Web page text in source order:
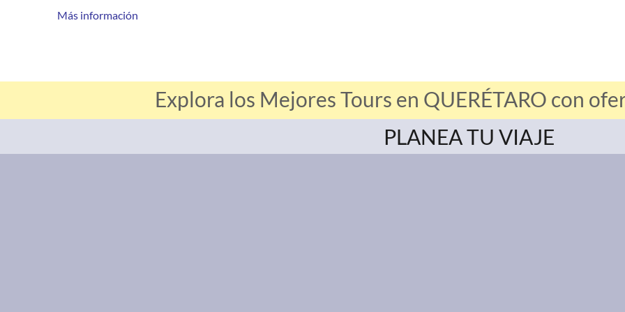
Más información
Explora los Mejores Tours en QUERÉTARO con
PLANEA TU VIAJE